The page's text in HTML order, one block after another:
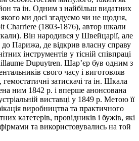
та ін. Одним з найбільш видатних
ми досі згадуємо чи не щодня,
Charriere (1803-1876), автор шкали
Він народився у Швейцарії, але
до Парижа, де відкрив власну справу
інструментів у тісній співпраці
Dupuytren. Шар’єр був одним з
свого часу і виготовляв
гемостатичні затискачі та ін. Шкала
ним 1842 р. і вперше анонсована
виставці у 1849 р. Метою її
виробництва та практичного
катетерів, провідників і бужів, які
та використовувались на той